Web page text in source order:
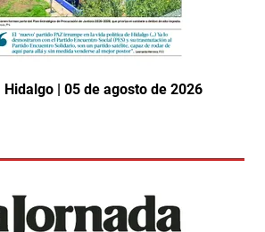
| 05 de agosto de 2026